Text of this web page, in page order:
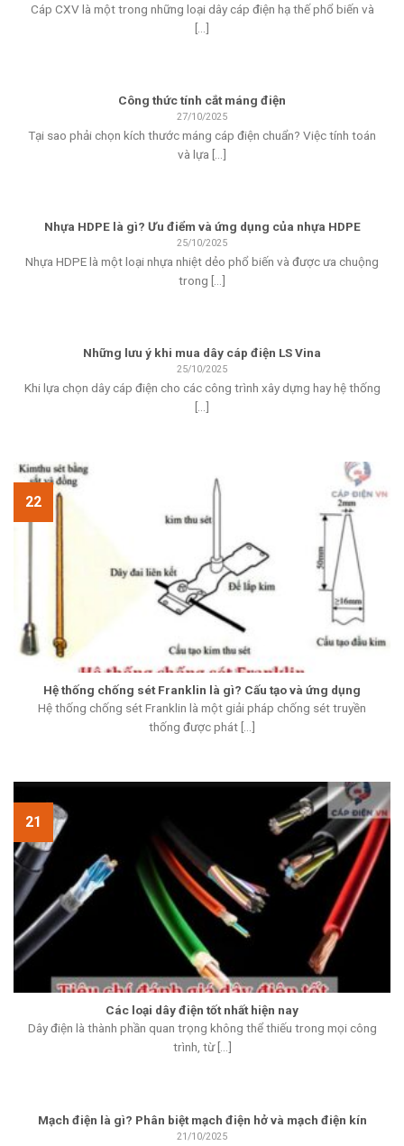
Cáp CXV là một trong những loại dây cáp điện hạ thế phổ biến và
[...]
Công thức tính cắt máng điện
27/10/2025
Tại sao phải chọn kích thước máng cáp điện chuẩn? Việc tính toán
và lựa [...]
Nhựa HDPE là gì? Ưu điểm và ứng dụng của nhựa HDPE
25/10/2025
Nhựa HDPE là một loại nhựa nhiệt dẻo phổ biến và được ưa chuộng
trong [...]
Những lưu ý khi mua dây cáp điện LS Vina
25/10/2025
Khi lựa chọn dây cáp điện cho các công trình xây dựng hay hệ thống
[...]
Hệ thống chống sét Franklin là gì? Cấu tạo và ứng dụng
Hệ thống chống sét Franklin là một giải pháp chống sét truyền
thống được phát [...]
22
Các loại dây điện tốt nhất hiện nay
Dây điện là thành phần quan trọng không thể thiếu trong mọi công
trình, từ [...]
21
Mạch điện là gì? Phân biệt mạch điện hở và mạch điện kín
21/10/2025